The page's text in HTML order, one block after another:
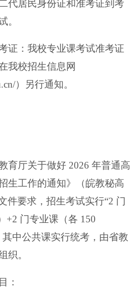
代居民身份证和准考证到考
。
证：我校专业课考试准考证
我校招生信息网
）另行通知。
育厅关于做好 2026 年普通高
生工作的通知》（皖教秘高
件要求，招生考试实行“2 门
+2 门专业课（各 150
中公共课实行统考，由省教
织。
：